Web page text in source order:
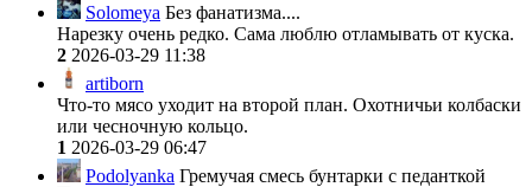
Solomeya Без фанатизма....
Нарезку очень редко. Сама люблю отламывать от куска.
2 2026-03-29 11:38
artiborn
Что-то мясо уходит на второй план. Охотничьи колбаски
или чесночную кольцо.
1 2026-03-29 06:47
Podolyanka Гремучая смесь бунтарки с педанткой